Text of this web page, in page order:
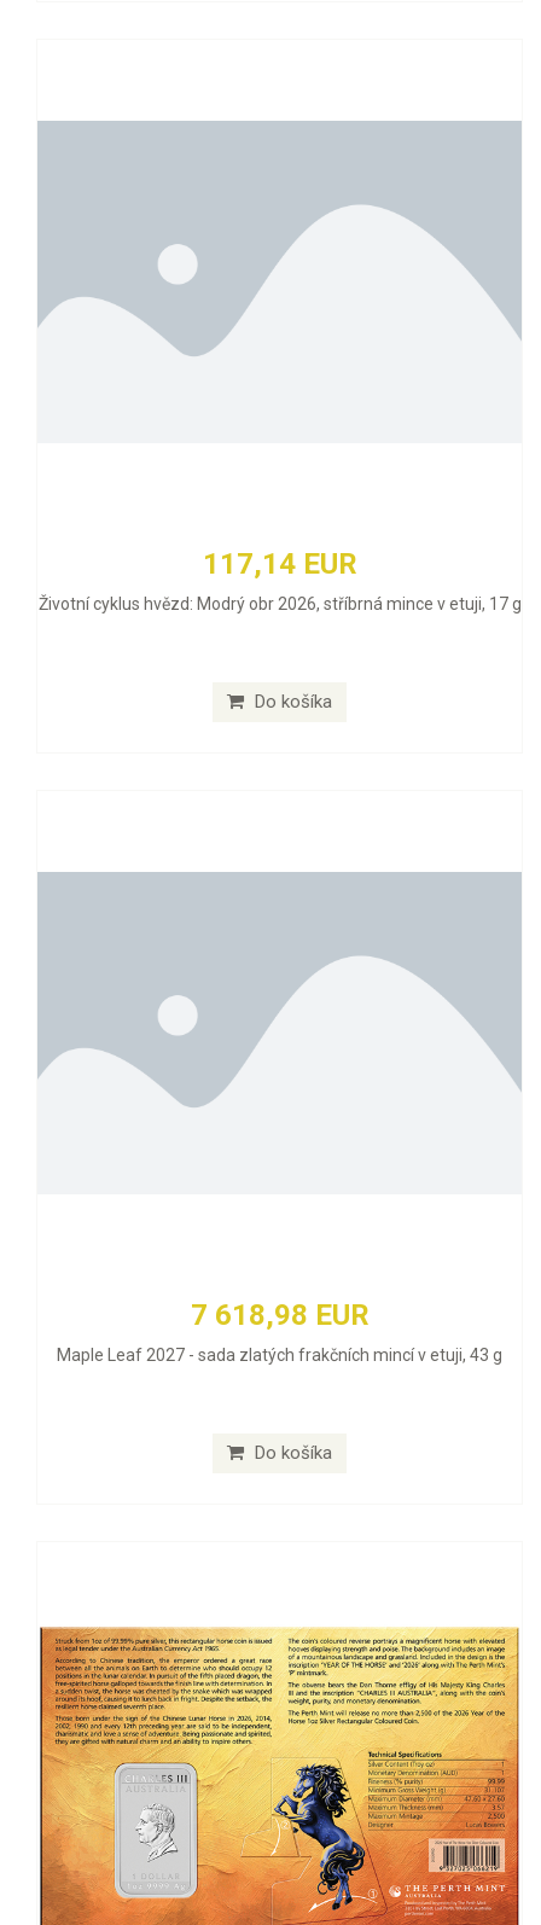
117,14 EUR
Životní cyklus hvězd: Modrý obr 2026, stříbrná mince v etuji, 17 g
Do košíka
7 618,98 EUR
Maple Leaf 2027 - sada zlatých frakčních mincí v etuji, 43 g
Do košíka